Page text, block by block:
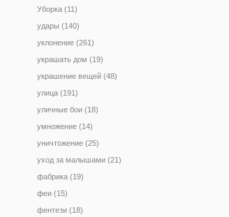
Уборка (11)
удары (140)
уклонение (261)
украшать дом (19)
украшение вещей (48)
улица (191)
уличные бои (18)
умножение (14)
уничтожение (25)
уход за малышами (21)
фабрика (19)
феи (15)
фентези (18)